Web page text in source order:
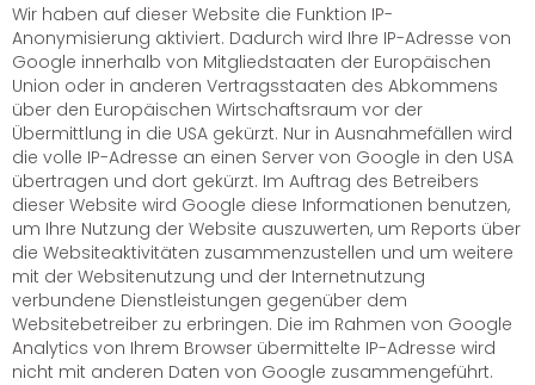
Wir haben auf dieser Website die Funktion IP-
Anonymisierung aktiviert. Dadurch wird Ihre IP-Adresse von
Google innerhalb von Mitgliedstaaten der Europäischen
Union oder in anderen Vertragsstaaten des Abkommens
über den Europäischen Wirtschaftsraum vor der
Übermittlung in die USA gekürzt. Nur in Ausnahmefällen wird
die volle IP-Adresse an einen Server von Google in den USA
übertragen und dort gekürzt. Im Auftrag des Betreibers
dieser Website wird Google diese Informationen benutzen,
um Ihre Nutzung der Website auszuwerten, um Reports über
die Websiteaktivitäten zusammenzustellen und um weitere
mit der Websitenutzung und der Internetnutzung
verbundene Dienstleistungen gegenüber dem
Websitebetreiber zu erbringen. Die im Rahmen von Google
Analytics von Ihrem Browser übermittelte IP-Adresse wird
nicht mit anderen Daten von Google zusammengeführt.